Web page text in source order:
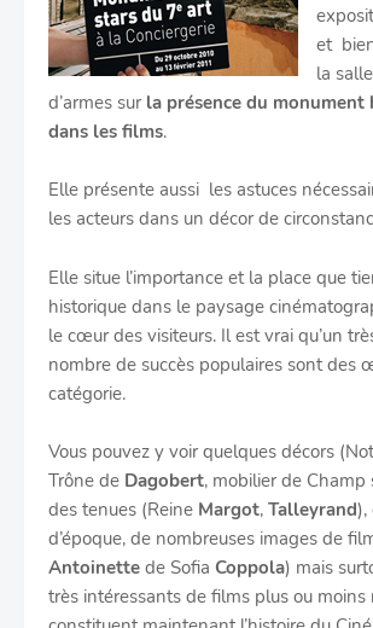
et
la
d’armes sur la présence du
dans les films.
Elle présente aussi les astuces
les acteurs dans un décor de
Elle situe l’importance et la place que
historique dans le paysage
le cœur des visiteurs. Il est vrai qu’un
nombre de succès populaires sont des
catégorie.
Vous pouvez y voir quelques décors
Trône de Dagobert, mobilier de Champ
des tenues (Reine Margot, Talleyrand),
d’époque, de nombreuses images de
Antoinette de Sofia Coppola) mais
très intéressants de films plus ou moins